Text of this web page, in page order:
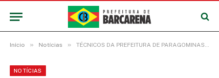
Início » Notícias » TÉCNICOS DA PREFEITURA DE PARAGOMINAS CONHECEM O MODELO DE GESTÃO DO COMPLEXO COMERCIAL DE BARCARENA
NOTÍCIAS